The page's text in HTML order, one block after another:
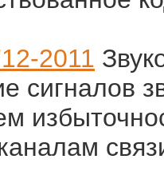
2011
сигналов